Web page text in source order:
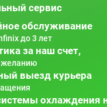
сервис
обслуживание
до 3 лет
за наш счет,
желанию
выезд курьера
охлаждения